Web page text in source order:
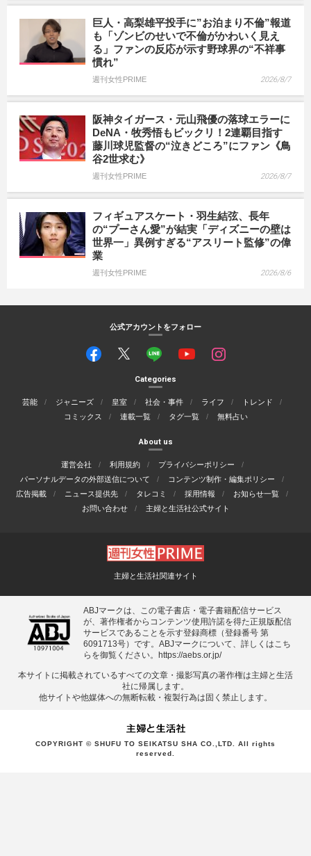
巨人・高梨雄平投手に”お泊まり不倫”報道
も「ゾンビのせいで不倫がかわいく見え
る」ファンの反応が示す野球界の“不祥事
慣れ”
週刊女性PRIME 2026/8/7
阪神タイガース・元山飛優の落球エラーに
DeNA・牧秀悟もビックリ！2連覇目指す
藤川球児監督の“泣きどころ”にファン《鳥
谷2世求む》
週刊女性PRIME 2026/8/7
フィギュアスケート・羽生結弦、長年
の“プーさん愛”が結実「ディズニーの壁は
世界一」異例すぎる“アスリート監修”の偉
業
週刊女性PRIME 2026/8/6
公式アカウントをフォロー
Categories
芸能 ジャニーズ 皇室 社会・事件 ライフ
トレンド
コミックス
連載一覧 タグ一覧 無料占い
About us
運営会社 利用規約
プライバシーポリシー
パーソナルデータの外部送信について
コンテンツ制作・編集ポリシー
広告掲載
ニュース提供先 タレコミ 採用情報
お知らせ一覧
お問い合わせ
主婦と生活社公式サイト
主婦と生活社関連サイト
ABJマークは、この電子書店・電子書籍配信サービス
が、著作権者からコンテンツ使用許諾を得た正規版配信
サービスであることを示す登録商標（登録番号 第
6091713号）です。ABJマークについて、詳しくはこち
らを御覧ください。
https://aebs.or.jp/
本サイトに掲載されているすべての⽂章・撮影写真の著作権は主婦と⽣活
社に帰属します。
他サイトや他媒体への無断転載・複製⾏為は固く禁⽌します。
COPYRIGHT © SHUFU TO SEIKATSU SHA CO.,LTD. All rights
reserved.